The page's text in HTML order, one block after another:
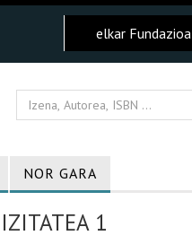
elkar Fundazioa
NOR GARA
1